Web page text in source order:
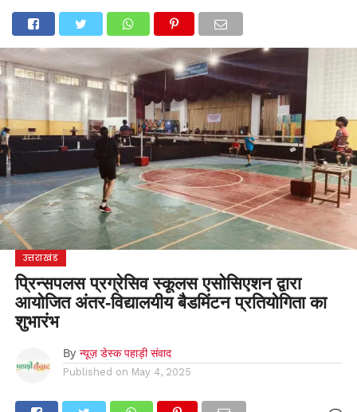
उत्तराखंडअल्मोड़ा उत्तरकाशीउधम सिंह नगर चंपावतचमोलीटिहरी गढ़वाल
देहरादूननैनीतालपिथौरागढ़ पौड़ी गढ़वालबागेश्वररुद्रप्रयागहरिद्वार देश
मनोरंजन
उत्तराखंड
प्रिन्सपलस प्रग्रेसिव स्कूलस एसोसिएशन द्वारा
आयोजित अंतर-विद्यालयीय बैडमिंटन प्रतियोगिता का
शुभारंभ
By न्यूज़ डेस्क पहाड़ी संवाद
Published on May 4, 2025